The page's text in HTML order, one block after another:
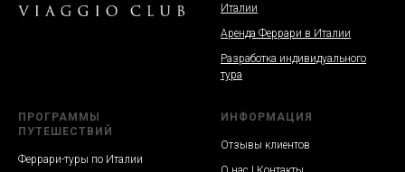
Италии
Аренда Феррари в Италии
Разработка индивидуального
тура
ПРОГРАММЫ
ПУТЕШЕСТВИЙ
Феррари-туры по Италии
ИНФОРМАЦИЯ
Отзывы клиентов